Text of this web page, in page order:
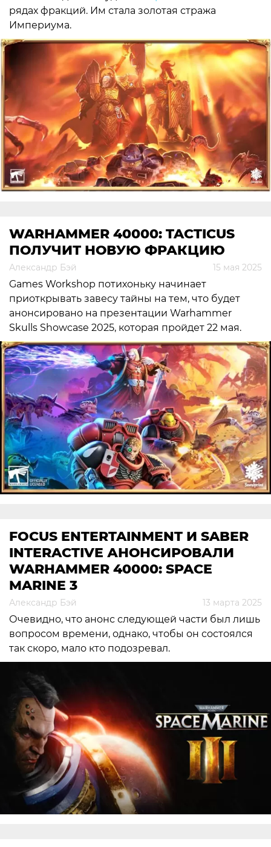
рядах фракций. Им стала золотая стража
Империума.
WARHAMMER 40000: TACTICUS
ПОЛУЧИТ НОВУЮ ФРАКЦИЮ
Александр Бэй 15 мая 2025
Games Workshop потихоньку начинает
приоткрывать завесу тайны на тем, что будет
анонсировано на презентации Warhammer
Skulls Showcase 2025, которая пройдет 22 мая.
FOCUS ENTERTAINMENT И SABER
INTERACTIVE АНОНСИРОВАЛИ
WARHAMMER 40000: SPACE
MARINE 3
Александр Бэй 13 марта 2025
Очевидно, что анонс следующей части был лишь
вопросом времени, однако, чтобы он состоялся
так скоро, мало кто подозревал.